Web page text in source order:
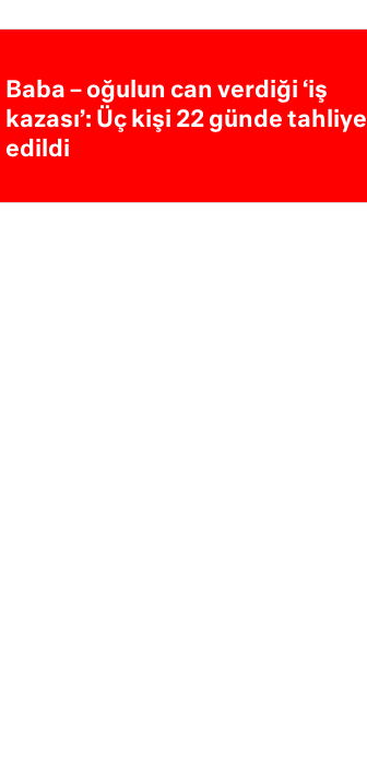
Baba – oğulun can verdiği ‘iş
kazası’: Üç kişi 22 günde tahliye
edildi